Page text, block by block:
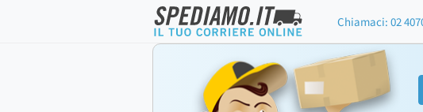
Chiamaci: 02